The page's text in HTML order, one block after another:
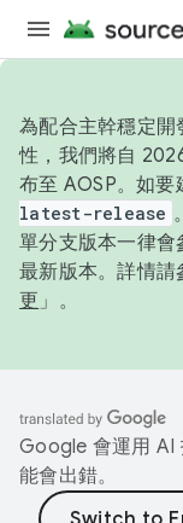
為配合主幹穩定開
性，我們將自
布至 AOSP。如要
latest-release 。
單分支版本一律
最新版本。詳情請
更 」。
Google 會運用 AI
能會出錯。